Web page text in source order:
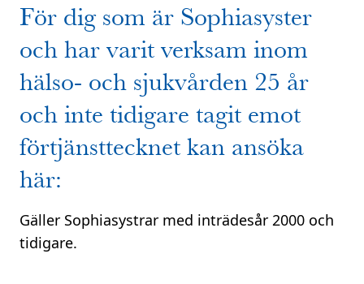
För dig som är Sophiasyster
och har varit verksam inom
hälso- och sjukvården 25 år
och inte tidigare tagit emot
förtjänsttecknet kan ansöka
här:
Gäller Sophiasystrar med inträdesår 2000 och
tidigare.